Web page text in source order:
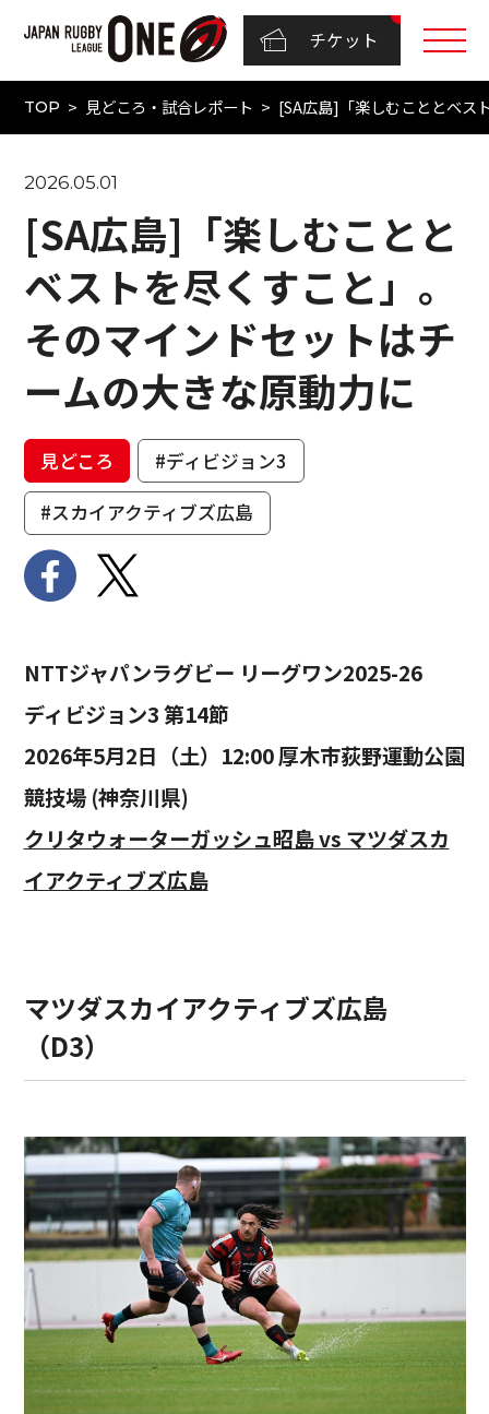
チケット
TOP 見どころ・試合レポート [SA広島]「楽しむこととベス
2026.05.01
[SA広島]「楽しむことと
ベストを尽くすこと」。
そのマインドセットはチ
ームの大きな原動力に
見どころ
#ディビジョン3
#スカイアクティブズ広島
NTTジャパンラグビー リーグワン2025-26
ディビジョン3 第14節
2026年5月2日（土）12:00 厚木市荻野運動公園
競技場 (神奈川県)
クリタウォーターガッシュ昭島 vs マツダスカ
イアクティブズ広島
マツダスカイアクティブズ広島
（D3）